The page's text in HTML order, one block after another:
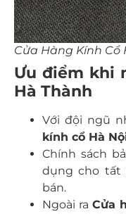
Cửa Hàng Kính Cổ
Ưu điểm khi
Hà Thành
Với đội ngũ
kính cổ Hà
Chính sách
dụng cho tất
bán.
Ngoài ra Cửa